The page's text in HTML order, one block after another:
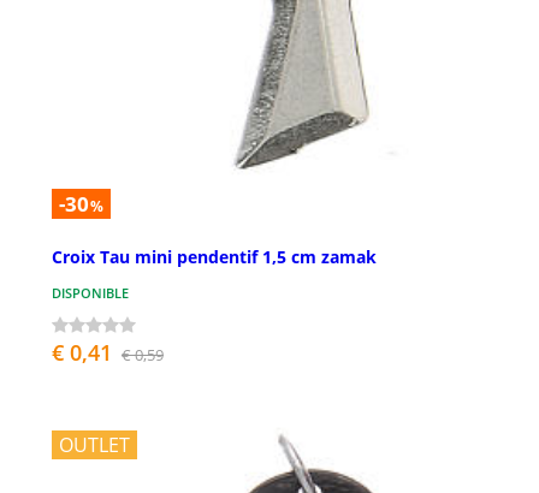
-30%
Croix Tau mini pendentif 1,5 cm zamak
DISPONIBLE
€ 0,41 € 0,59
OUTLET